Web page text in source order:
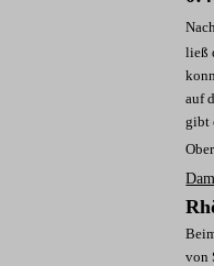
ließ
auf
gibt
von